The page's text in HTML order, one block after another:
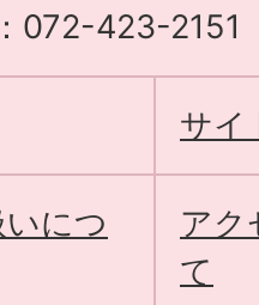
072-423-2151
サイ
につ
アク
て